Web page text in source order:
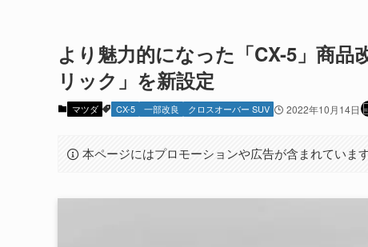
より魅力的になった「CX-5」商
リック」を新設定
マツダ CX-5 一部改良 クロスオーバー SUV 2022年10月14日
本ページにはプロモーションや広告が含まれています